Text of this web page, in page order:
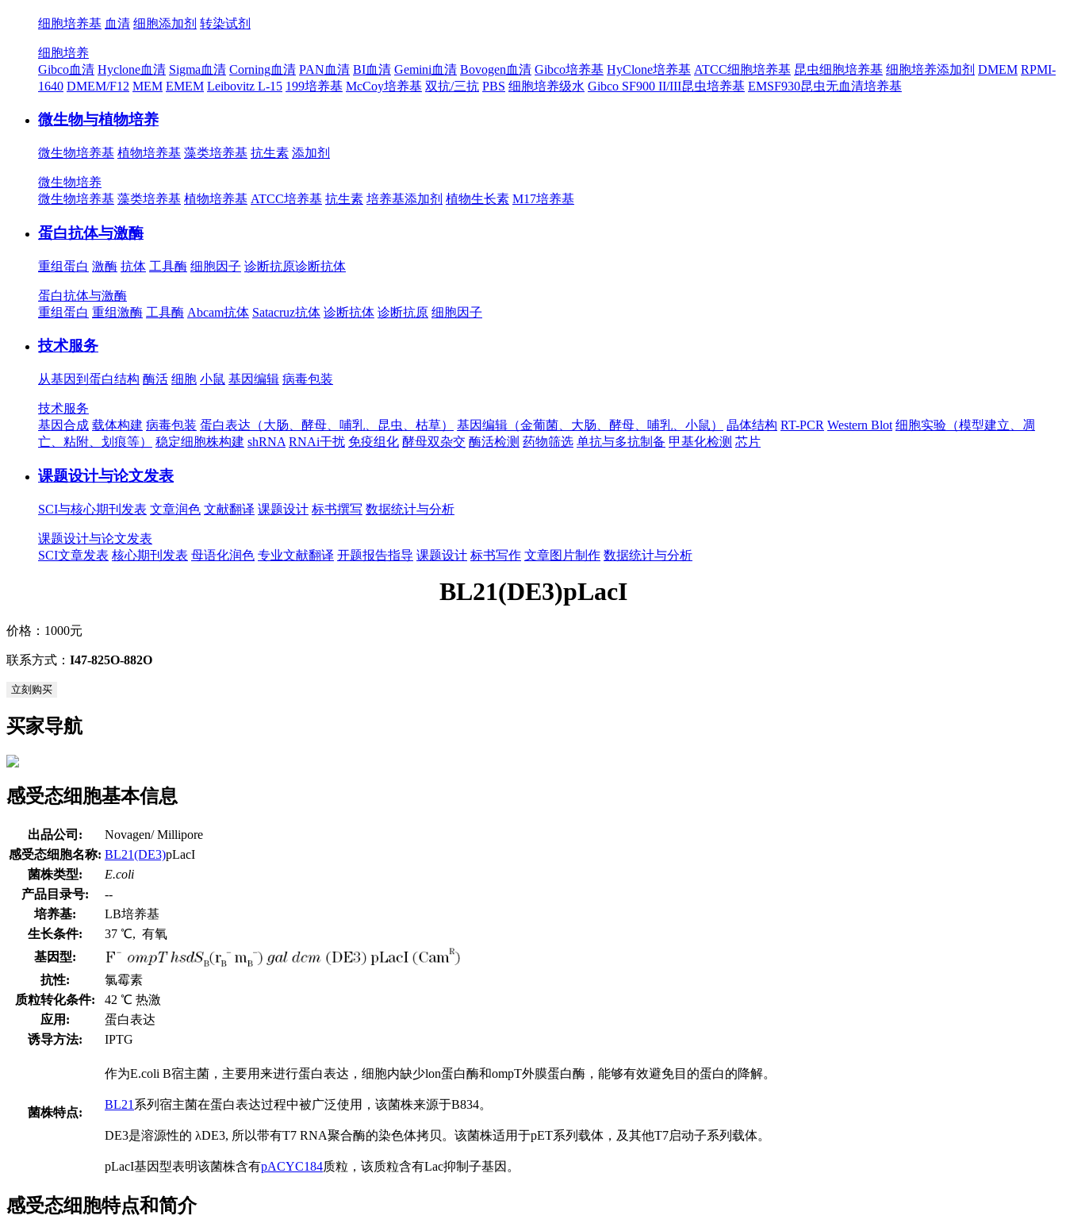
细胞培养基 血清 细胞添加剂 转染试剂
细胞培养
Gibco血清 Hyclone血清 Sigma血清 Corning血清 PAN血清 BI血清 Gemini血清 Bovogen血清 Gibco培养基 HyClone培养基 ATCC细胞培养基 昆虫细胞培养基 细胞培养添加剂 DMEM RPMI-
1640 DMEM/F12 MEM EMEM Leibovitz L-15 199培养基 McCoy培养基 双抗/三抗 PBS 细胞培养级水 Gibco SF900 II/III昆虫培养基 EMSF930昆虫无血清培养基
微生物与植物培养
微生物培养基 植物培养基 藻类培养基 抗生素 添加剂
微生物培养
微生物培养基 藻类培养基 植物培养基 ATCC培养基 抗生素 培养基添加剂 植物生长素 M17培养基
蛋白抗体与激酶
重组蛋白 激酶 抗体 工具酶 细胞因子 诊断抗原诊断抗体
蛋白抗体与激酶
重组蛋白 重组激酶 工具酶 Abcam抗体 Satacruz抗体 诊断抗体 诊断抗原 细胞因子
技术服务
从基因到蛋白结构 酶活 细胞 小鼠 基因编辑 病毒包装
技术服务
基因合成 载体构建 病毒包装 蛋白表达（大肠、酵母、哺乳、昆虫、枯草） 基因编辑（金葡菌、大肠、酵母、哺乳、小鼠） 晶体结构 RT-PCR Western Blot 细胞实验（模型建立、凋
亡、粘附、划痕等）
稳定细胞株构建 shRNA RNAi干扰 免疫组化 酵母双杂交 酶活检测 药物筛选 单抗与多抗制备 甲基化检测 芯片
课题设计与论文发表
SCI与核心期刊发表 文章润色 文献翻译 课题设计 标书撰写 数据统计与分析
课题设计与论文发表
SCI文章发表 核心期刊发表 母语化润色 专业文献翻译 开题报告指导 课题设计 标书写作 文章图片制作 数据统计与分析
BL21(DE3)pLacI
价格： 1000元
联系方式： I47-825O-882O
立刻购买
买家导航
感受态细胞基本信息
出品公司:
Novagen/ Millipore
感受态细胞名称: BL21(DE3)pLacI
菌株类型:
E.coli
产品目录号:
--
培养基:
LB培养基
生长条件:
37 ℃, 有氧
基因型:
抗性:
氯霉素
质粒转化条件:
42 ℃ 热激
应用:
蛋白表达
诱导方法:
IPTG
菌株特点:
作为E.coli B宿主菌，主要用来进行蛋白表达，细胞内缺少lon蛋白酶和ompT外膜蛋白酶，能够有效避免目的蛋白的降解。
BL21 系列宿主菌在蛋白表达过程中被广泛使用，该菌株来源于B834。
DE3是溶源性的 λDE3, 所以带有T7 RNA聚合酶的染色体拷贝。该菌株适用于pET系列载体，及其他T7启动子系列载体。
pLacI基因型表明该菌株含有pACYC184质粒，该质粒含有Lac抑制子基因。
感受态细胞特点和简介